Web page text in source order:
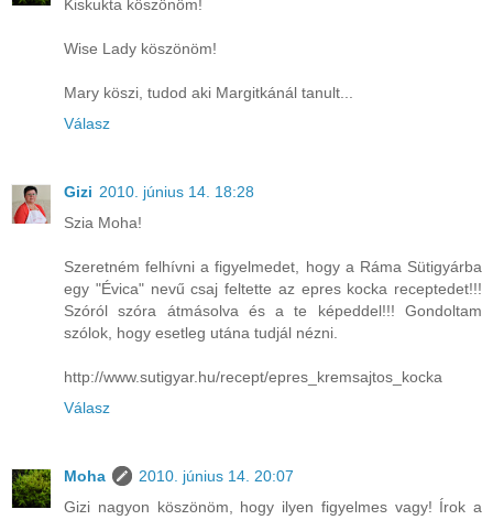
Kiskukta köszönöm!
Wise Lady köszönöm!
Mary köszi, tudod aki Margitkánál tanult...
Válasz
Gizi 2010. június 14. 18:28
Szia Moha!
Szeretném felhívni a figyelmedet, hogy a Ráma Sütigyárba
egy "Évica" nevű csaj feltette az epres kocka receptedet!!!
Szóról szóra átmásolva és a te képeddel!!! Gondoltam
szólok, hogy esetleg utána tudjál nézni.
http://www.sutigyar.hu/recept/epres_kremsajtos_kocka
Válasz
Moha
2010. június 14. 20:07
Gizi nagyon köszönöm, hogy ilyen figyelmes vagy! Írok a